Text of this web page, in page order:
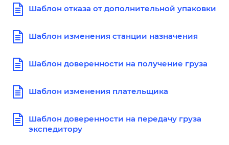
Шаблон отказа от дополнительной упаковки
Шаблон изменения станции назначения
Шаблон доверенности на получение груза
Шаблон изменения плательщика
Шаблон доверенности на передачу груза
экспедитору